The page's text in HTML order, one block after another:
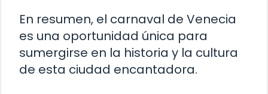
En resumen, el carnaval de Venecia
es una oportunidad única para
sumergirse en la historia y la cultura
de esta ciudad encantadora.